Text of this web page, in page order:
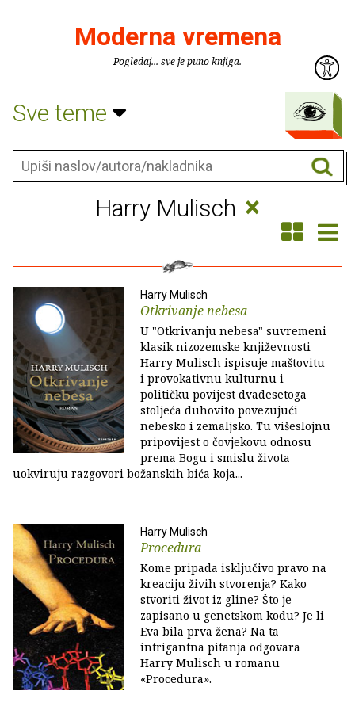
Moderna vremena
Pogledaj... sve je puno knjiga.
Sve teme
Harry Mulisch ×
Harry Mulisch
Otkrivanje nebesa
U "Otkrivanju nebesa" suvremeni
klasik nizozemske književnosti
Harry Mulisch ispisuje maštovitu
i provokativnu kulturnu i
političku povijest dvadesetoga
stoljeća duhovito povezujući
nebesko i zemaljsko. Tu višeslojnu
pripovijest o čovjekovu odnosu
prema Bogu i smislu života
uokviruju razgovori božanskih bića koja...
Harry Mulisch
Procedura
Kome pripada isključivo pravo na
kreaciju živih stvorenja? Kako
stvoriti život iz gline? Što je
zapisano u genetskom kodu? Je li
Eva bila prva žena? Na ta
intrigantna pitanja odgovara
Harry Mulisch u romanu
«Procedura».